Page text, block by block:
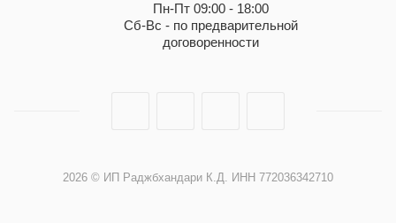
Пн-Пт 09:00 - 18:00
Сб-Вс - по предварительной
договоренности
2026 © ИП Раджбхандари К.Д. ИНН 772036342710